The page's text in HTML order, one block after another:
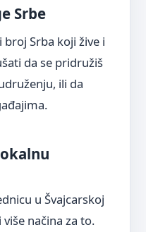
Srbe
broj Srba koji žive i
da se pridružiš
ili da
u Švajcarskoj
načina za to.